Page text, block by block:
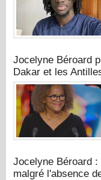
Jocelyne Béroard
Dakar et les
Jocelyne Béroard
malgré l'absence